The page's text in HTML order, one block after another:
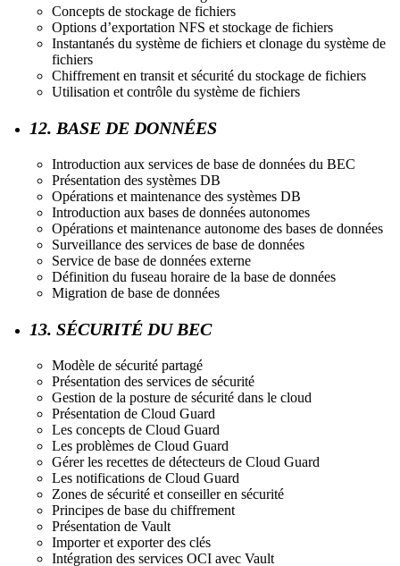
Concepts de stockage de fichiers
Options d’exportation NFS et stockage de fichiers
Instantanés du système de fichiers et clonage du système de
fichiers
Chiffrement en transit et sécurité du stockage de fichiers
Utilisation et contrôle du système de fichiers
12. BASE DE DONNÉES
Introduction aux services de base de données du BEC
Présentation des systèmes DB
Opérations et maintenance des systèmes DB
Introduction aux bases de données autonomes
Opérations et maintenance autonome des bases de données
Surveillance des services de base de données
Service de base de données externe
Définition du fuseau horaire de la base de données
Migration de base de données
13. SÉCURITÉ DU BEC
Modèle de sécurité partagé
Présentation des services de sécurité
Gestion de la posture de sécurité dans le cloud
Présentation de Cloud Guard
Les concepts de Cloud Guard
Les problèmes de Cloud Guard
Gérer les recettes de détecteurs de Cloud Guard
Les notifications de Cloud Guard
Zones de sécurité et conseiller en sécurité
Principes de base du chiffrement
Présentation de Vault
Importer et exporter des clés
Intégration des services OCI avec Vault